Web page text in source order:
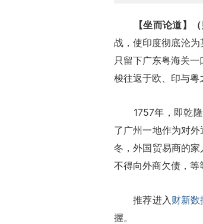
【坐而论道】
战，使印度彻底沦为
只留下广东粤海关
梭往返于欧、印与粤
1757年，即乾隆
了广州一地作为对
冬，外国贸易商的
不得向外商欠债，等
推荐进入财新数
握。